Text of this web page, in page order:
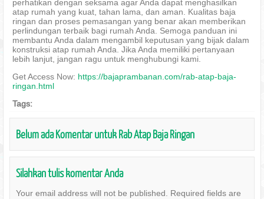
perhatikan dengan seksama agar Anda dapat menghasilkan
atap rumah yang kuat, tahan lama, dan aman. Kualitas baja
ringan dan proses pemasangan yang benar akan memberikan
perlindungan terbaik bagi rumah Anda. Semoga panduan ini
membantu Anda dalam mengambil keputusan yang bijak dalam
konstruksi atap rumah Anda. Jika Anda memiliki pertanyaan
lebih lanjut, jangan ragu untuk menghubungi kami.
Get Access Now: https://bajaprambanan.com/rab-atap-baja-
ringan.html
Tags:
Belum ada Komentar untuk Rab Atap Baja Ringan
Silahkan tulis komentar Anda
Your email address will not be published.
Required fields are